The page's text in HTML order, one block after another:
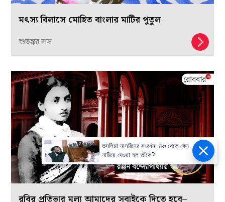
মৎস্য বিলাসে মোহিত বাংলার মাটির পুতুল
শুভঙ্কর দাস
তসলিমা নাসরিনের সংবর্ধনা মঞ্চ থেকে কেন
নামিয়ে দেওয়া হল তাঁকে?